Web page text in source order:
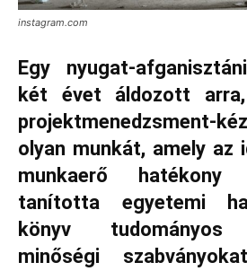
instagram.com
Egy
két évet áldozott
olyan munkát, amely az
munkaerő hatékony
tanította egyetemi
könyv tudományos
minőségi